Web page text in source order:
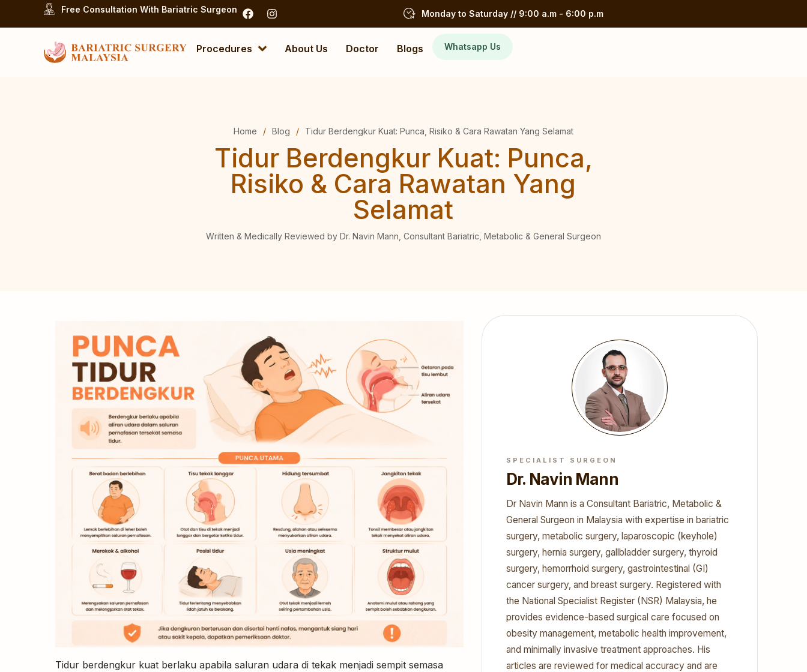
Free Consultation With Bariatric Surgeon Monday to Saturday // 9:00 a.m - 6:00 p.m
Procedures About Us Doctor Blogs Whatsapp Us
Home / Blog / Tidur Berdengkur Kuat: Punca, Risiko & Cara Rawatan Yang Selamat
Tidur Berdengkur Kuat: Punca,
Risiko & Cara Rawatan Yang
Selamat
Written & Medically Reviewed by Dr. Navin Mann, Consultant Bariatric, Metabolic & General Surgeon
SPECIALIST SURGEON
Dr. Navin Mann
Dr Navin Mann is a Consultant Bariatric, Metabolic &
General Surgeon in Malaysia with expertise in bariatric
surgery, metabolic surgery, laparoscopic (keyhole)
surgery, hernia surgery, gallbladder surgery, thyroid
surgery, hemorrhoid surgery, gastrointestinal (GI)
cancer surgery, and breast surgery. Registered with
the National Specialist Register (NSR) Malaysia, he
provides evidence-based surgical care focused on
obesity management, metabolic health improvement,
and minimally invasive treatment approaches. His
articles are reviewed for medical accuracy and are
Tidur berdengkur kuat berlaku apabila saluran udara di tekak menjadi sempit semasa